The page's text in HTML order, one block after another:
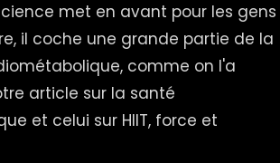
met en avant pour les gens
il coche une grande partie de la
comme on l'a
article sur la santé
et celui sur HIIT, force et